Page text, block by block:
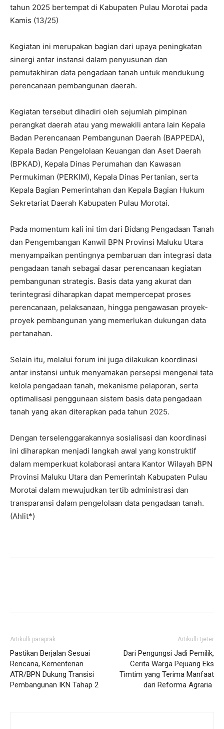
tahun 2025 bertempat di Kabupaten Pulau Morotai pada
Kamis (13/25)
‎Kegiatan ini merupakan bagian dari upaya peningkatan
sinergi antar instansi dalam penyusunan dan
pemutakhiran data pengadaan tanah untuk mendukung
perencanaan pembangunan daerah.
‎Kegiatan tersebut dihadiri oleh sejumlah pimpinan
perangkat daerah atau yang mewakili antara lain Kepala
Badan Perencanaan Pembangunan Daerah (BAPPEDA),
Kepala Badan Pengelolaan Keuangan dan Aset Daerah
(BPKAD), Kepala Dinas Perumahan dan Kawasan
Permukiman (PERKIM), Kepala Dinas Pertanian, serta
Kepala Bagian Pemerintahan dan Kepala Bagian Hukum
Sekretariat Daerah Kabupaten Pulau Morotai.
‎Pada momentum kali ini tim dari Bidang Pengadaan Tanah
dan Pengembangan Kanwil BPN Provinsi Maluku Utara
menyampaikan pentingnya pembaruan dan integrasi data
pengadaan tanah sebagai dasar perencanaan kegiatan
pembangunan strategis. Basis data yang akurat dan
terintegrasi diharapkan dapat mempercepat proses
perencanaan, pelaksanaan, hingga pengawasan proyek-
proyek pembangunan yang memerlukan dukungan data
pertanahan.
‎Selain itu, melalui forum ini juga dilakukan koordinasi
antar instansi untuk menyamakan persepsi mengenai tata
kelola pengadaan tanah, mekanisme pelaporan, serta
optimalisasi penggunaan sistem basis data pengadaan
tanah yang akan diterapkan pada tahun 2025.
Dengan terselenggarakannya sosialisasi dan koordinasi
ini diharapkan menjadi langkah awal yang konstruktif
dalam memperkuat kolaborasi antara Kantor Wilayah BPN
Provinsi Maluku Utara dan Pemerintah Kabupaten Pulau
Morotai dalam mewujudkan tertib administrasi dan
transparansi dalam pengelolaan data pengadaan tanah.
(Ahlit*)
Artikulli paraprak
Pastikan Berjalan Sesuai
Rencana, Kementerian
ATR/BPN Dukung Transisi
Pembangunan IKN Tahap 2
Artikulli tjetër
Dari Pengungsi Jadi Pemilik,
Cerita Warga Pejuang Eks
Timtim yang Terima Manfaat
dari Reforma Agraria ‎